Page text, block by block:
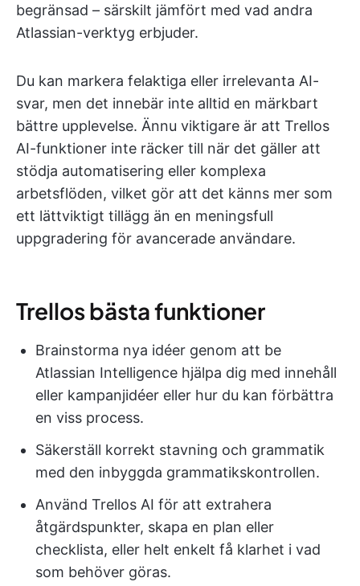
begränsad – särskilt jämfört med vad andra
Atlassian-verktyg erbjuder.
Du kan markera felaktiga eller irrelevanta AI-
svar, men det innebär inte alltid en märkbart
bättre upplevelse. Ännu viktigare är att Trellos
AI-funktioner inte räcker till när det gäller att
stödja automatisering eller komplexa
arbetsflöden, vilket gör att det känns mer som
ett lättviktigt tillägg än en meningsfull
uppgradering för avancerade användare.
Trellos bästa funktioner
Brainstorma nya idéer genom att be
Atlassian Intelligence hjälpa dig med innehåll
eller kampanjidéer eller hur du kan förbättra
en viss process.
Säkerställ korrekt stavning och grammatik
med den inbyggda grammatikskontrollen.
Använd Trellos AI för att extrahera
åtgärdspunkter, skapa en plan eller
checklista, eller helt enkelt få klarhet i vad
som behöver göras.